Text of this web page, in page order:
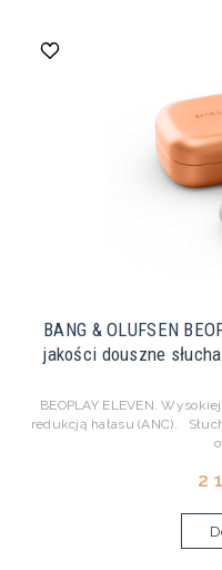
BANG & OLUFSEN
jakości douszne
BEOPLAY ELEVEN.
redukcją hałasu (ANC).
2